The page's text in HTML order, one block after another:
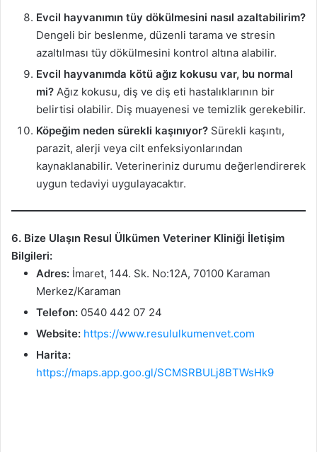
Evcil hayvanımın tüy dökülmesini nasıl azaltabilirim?
Dengeli bir beslenme, düzenli tarama ve stresin
azaltılması tüy dökülmesini kontrol altına alabilir.
Evcil hayvanımda kötü ağız kokusu var, bu normal
mi? Ağız kokusu, diş ve diş eti hastalıklarının bir
belirtisi olabilir. Diş muayenesi ve temizlik gerekebilir.
Köpeğim neden sürekli kaşınıyor? Sürekli kaşıntı,
parazit, alerji veya cilt enfeksiyonlarından
kaynaklanabilir. Veterineriniz durumu değerlendirerek
uygun tedaviyi uygulayacaktır.
6. Bize Ulaşın Resul Ülkümen Veteriner Kliniği İletişim
Bilgileri:
Adres: İmaret, 144. Sk. No:12A, 70100 Karaman
Merkez/Karaman
Telefon: 0540 442 07 24
Website: https://www.resululkumenvet.com
Harita:
https://maps.app.goo.gl/SCMSRBULj8BTWsHk9